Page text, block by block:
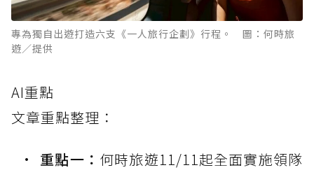
專為獨自出遊打造六支《一人旅行企劃》行程。 圖：何時旅
遊／提供
AI重點
文章重點整理：
重點一： 何時旅遊11/11起全面實施領隊